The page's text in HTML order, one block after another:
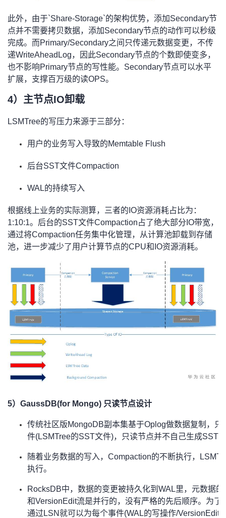
此外，由于`Share-Storage`的架构优势，添加Secondary节
点并不需要拷贝数据，添加Secondary节点的动作可以秒级
完成。而Primary/Secondary之间只传递元数据变更，不传
递WriteAheadLog，因此Secondary节点的个数即使变多，
也不影响Primary节点的写性能。Secondary节点可以水平
扩展，支撑百万级的读OPS。
4）主节点IO卸载
LSMTree的写压力来源于三部分：
用户的业务写入导致的Memtable Flush
后台SST文件Compaction
WAL的持续写入
根据线上业务的实际测算，三者的IO资源消耗占比为：
1:10:1。后台的SST文件Compaction占了绝大部分IO带宽，
通过将Compaction任务集中化管理，从计算池卸载到存储
池，进一步减少了用户计算节点的CPU和IO资源消耗。
5）GaussDB(for Mongo) 只读节点设计
传统社区版MongoDB副本集基于Oplog做数据复制，
件(LSMTree的SST文件)，只读节点并不自己生成SST
随着业务数据的写入，Compaction的不断执行，
执行。
RocksDB中，数据的变更被持久化到WAL里，元数据
和VersionEdit流是并行的，没有严格的先后顺序。为
通过LSN就可以为每个事件(WAL的写操作/VersionEdit)